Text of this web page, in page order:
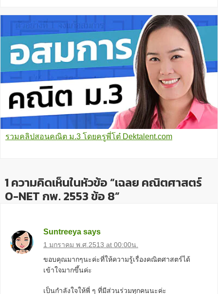
รวมคลิปสอนคณิต ม.3 โดยครูพี่โต๋ Dektalent.com
1 ความคิดเห็นในหัวข้อ “เฉลย คณิตศาสตร์
O-NET กพ. 2553 ข้อ 8”
Suntreeya says
1 มกราคม พ.ศ.2513 at 00:00น.
ขอบคุณมากๆนะค่ะที่ให้ความรู้เรื่องคณิตศาสตร์ได้
เข้าใจมากขึ้นค่ะ
เป็นกำลังใจให้พี่ ๆ ที่มีส่วนร่วมทุกคนนะค่ะ